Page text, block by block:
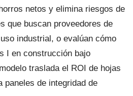
netos y elimina riesgos de
que buscan proveedores de
industrial, o evalúan cómo
I en construcción bajo
traslada el ROI de hojas
paneles de integridad de